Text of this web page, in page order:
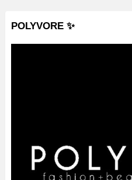
POLYVORE ✨